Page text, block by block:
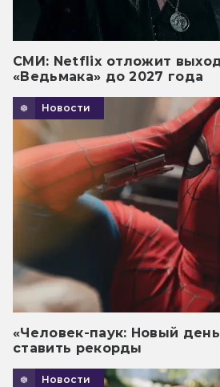
СМИ: Netflix отложит
«Ведьмака» до 2027 года
Новости
«Человек-паук: Новый
ставить рекорды
Новости